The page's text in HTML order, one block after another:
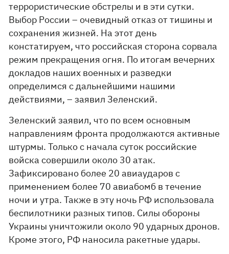
террористические обстрелы и в эти сутки.
Выбор России – очевидный отказ от тишины и
сохранения жизней. На этот день
констатируем, что российская сторона сорвала
режим прекращения огня. По итогам вечерних
докладов наших военных и разведки
определимся с дальнейшими нашими
действиями, – заявил Зеленский.
Зеленский заявил, что по всем основным
направлениям фронта продолжаются активные
штурмы. Только с начала суток российские
войска совершили около 30 атак.
Зафиксировано более 20 авиаударов с
применением более 70 авиабомб в течение
ночи и утра. Также в эту ночь РФ использовала
беспилотники разных типов. Силы обороны
Украины уничтожили около 90 ударных дронов.
Кроме этого, РФ наносила ракетные удары.